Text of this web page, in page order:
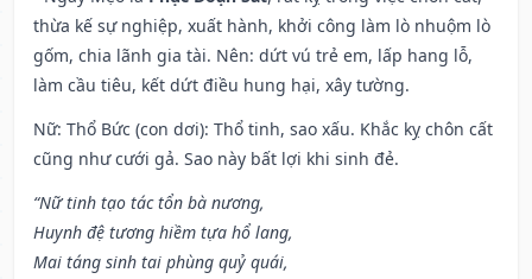
thừa kế sự nghiệp, xuất hành, khởi công làm lò nhuộm lò
gốm, chia lãnh gia tài. Nên: dứt vú trẻ em, lấp hang lỗ,
làm cầu tiêu, kết dứt điều hung hại, xây tường.
Nữ: Thổ Bức (con dơi): Thổ tinh, sao xấu. Khắc kỵ chôn cất
cũng như cưới gả. Sao này bất lợi khi sinh đẻ.
“Nữ tinh tạo tác tổn bà nương,
Huynh đệ tương hiềm tựa hổ lang,
Mai táng sinh tai phùng quỷ quái,